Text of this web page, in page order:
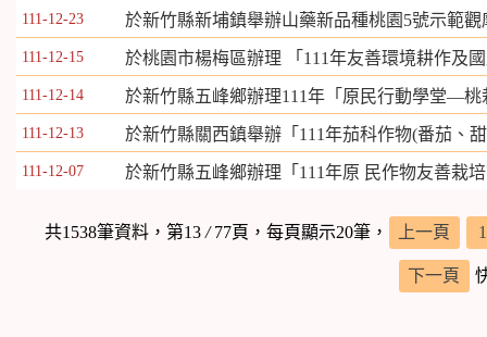
111-12-23 於新竹縣新埔鎮舉辦山藥新品種桃園5號示範觀
111-12-15 於桃園市楊梅區辦理 「111年友善環境耕作及
111-12-14 於新竹縣五峰鄉辦理111年「原民行動學堂—
111-12-13 於新竹縣關西鎮舉辦「111年茄科作物(番茄、
111-12-07 於新竹縣五峰鄉辦理「111年原 民作物友善栽
共1538筆資料，第13/77頁，每頁顯示20筆， 上一頁 1
下一頁